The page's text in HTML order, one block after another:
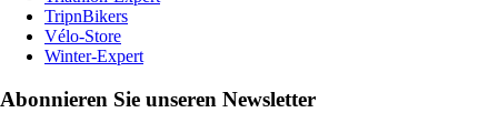
TripnBikers
Vélo-Store
Winter-Expert
Abonnieren Sie unseren Newsletter